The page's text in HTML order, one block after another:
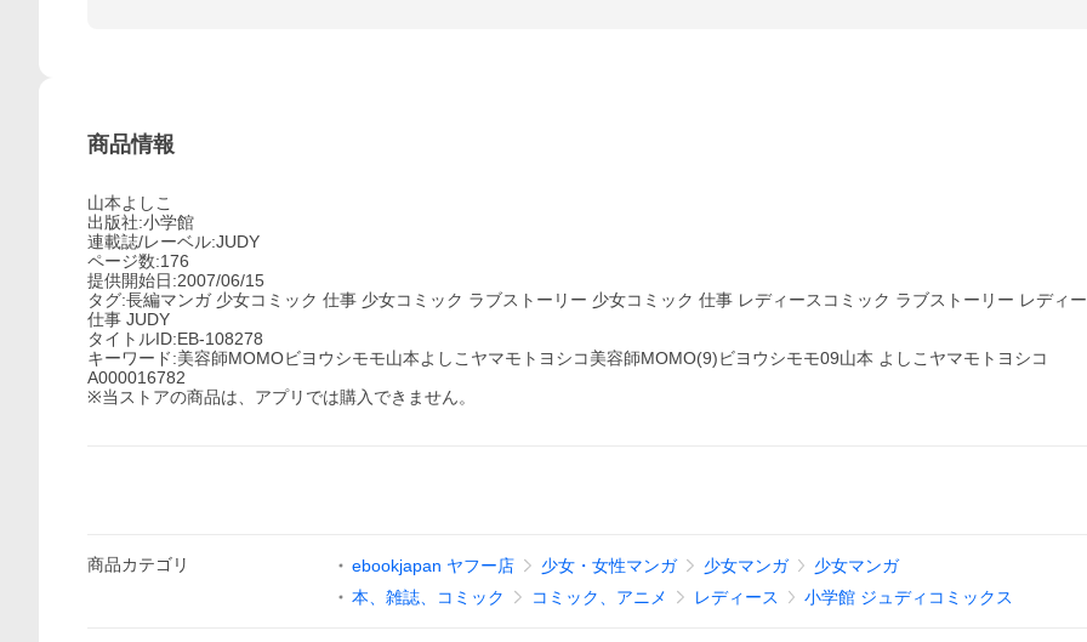
商品情報
山本よしこ
出版社:小学館
連載誌/レーベル:JUDY
ページ数:176
提供開始日:2007/06/15
タグ:長編マンガ 少女コミック 仕事 少女コミック ラブストーリー 少女コミック 仕事 レディースコミック ラブストーリー レディ
仕事 JUDY
タイトルID:EB-108278
キーワード:美容師MOMOビヨウシモモ山本よしこヤマモトヨシコ美容師MOMO(9)ビヨウシモモ09山本 よしこヤマモトヨシコ
A000016782
※当ストアの商品は、アプリでは購入できません。
商品カテゴリ ebookjapan ヤフー店 少女・女性マンガ 少女マンガ
少女マンガ
本、雑誌、コミック
コミック、アニメ レディース 小学館 ジュディコミックス